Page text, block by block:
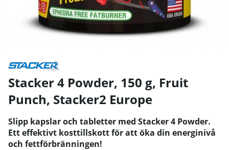
Stacker 4 Powder, 150 g, Fruit
Punch, Stacker2 Europe
Slipp kapslar och tabletter med Stacker 4 Powder.
Ett effektivt kosttillskott för att öka din energinivå
och fettförbränningen!